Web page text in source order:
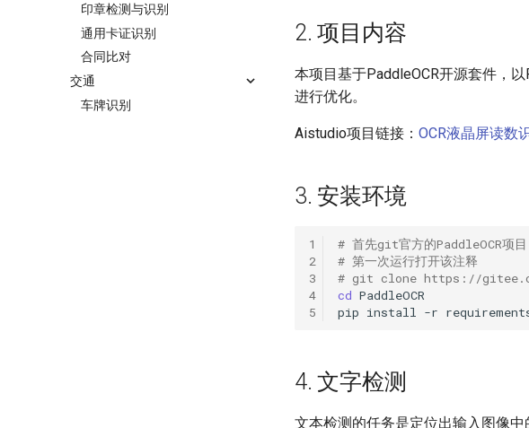
印章检测与识别
通用卡证识别
合同比对
交通
车牌识别
2. 项目内容
本项目基于PaddleOCR开源套件，
进行优化。
Aistudio项目链接： OCR液晶屏读数
3. 安装环境
1
2
3
4
5
# 首先git官方的PaddleOCR项目
# 第一次运行打开该注释
# git clone https://
cd
pip install -r
4. 文字检测
文本检测的任务是定位出输入图像